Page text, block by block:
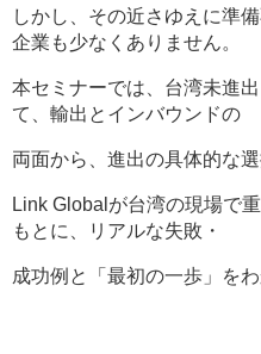
しかし、その近さゆえに準
企業も少なくありません。
本セミナーでは、台湾未進
て、輸出とインバウンドの
両面から、進出の具体的な
Link Globalが台湾の現場で
もとに、リアルな失敗・
成功例と「最初の一歩」を